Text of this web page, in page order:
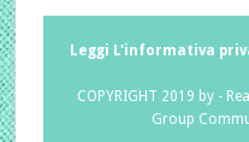
Leggi L'informativa
COPYRIGHT 2019 by -
Group